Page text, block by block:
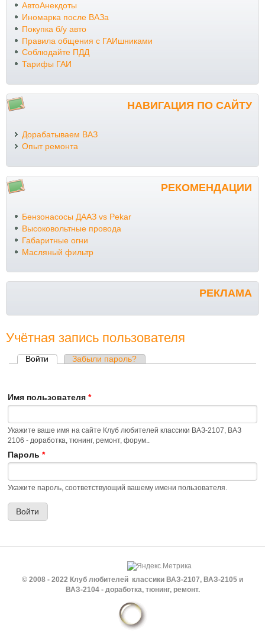
АвтоАнекдоты
Иномарка после ВАЗа
Покупка б/у авто
Правила общения с ГАИшниками
Соблюдайте ПДД
Тарифы ГАИ
НАВИГАЦИЯ ПО САЙТУ
Дорабатываем ВАЗ
Опыт ремонта
РЕКОМЕНДАЦИИ
Бензонасосы ДААЗ vs Pekar
Высоковольтные провода
Габаритные огни
Масляный фильтр
РЕКЛАМА
Учётная запись пользователя
Главные вкладки
Войти (активная вкладка)
Забыли пароль?
Имя пользователя *
Укажите ваше имя на сайте Клуб любителей классики ВАЗ-2107, ВАЗ
2106 - доработка, тюнинг, ремонт, форум..
Пароль *
Укажите пароль, соответствующий вашему имени пользователя.
© 2008 - 2022 Клуб любителей классики ВАЗ-2107, ВАЗ-2105 и
ВАЗ-2104 - доработка, тюнинг, ремонт.